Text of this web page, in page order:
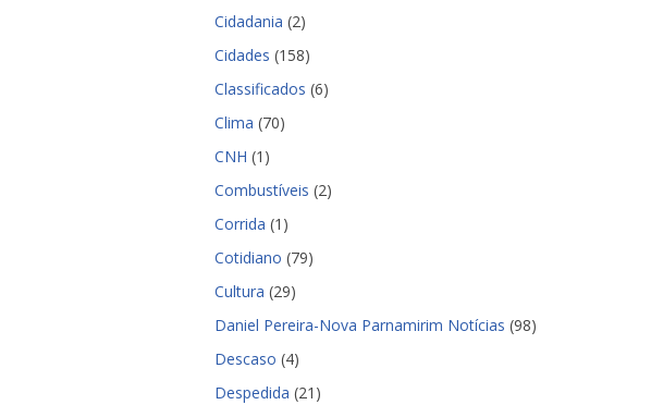
Cidadania (2)
Cidades (158)
Classificados (6)
Clima (70)
CNH (1)
Combustíveis (2)
Corrida (1)
Cotidiano (79)
Cultura (29)
Daniel Pereira-Nova Parnamirim Notícias (98)
Descaso (4)
Despedida (21)